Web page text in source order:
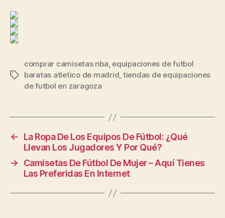
Etiquetas
comprar camisetas nba, equipaciones de futbol
baratas atletico de madrid, tiendas de equipaciones
de futbol en zaragoza
←
La Ropa De Los Equipos De Fútbol: ¿Qué
Llevan Los Jugadores Y Por Qué?
→
Camisetas De Fútbol De Mujer – Aquí Tienes
Las Preferidas En Internet